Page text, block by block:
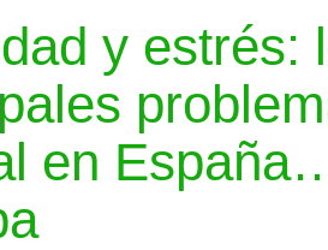
y estrés:
en